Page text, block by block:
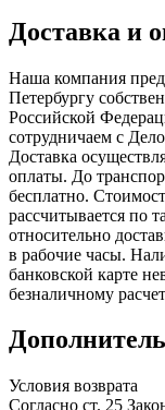
Доставка и
Наша компания
Петербургу
Российской
сотрудничаем с
Доставка
оплаты. До
бесплатно.
рассчитывается по
относительно
в рабочие часы.
банковской карте
безналичному
Условия возврата
Согласно ст. 25